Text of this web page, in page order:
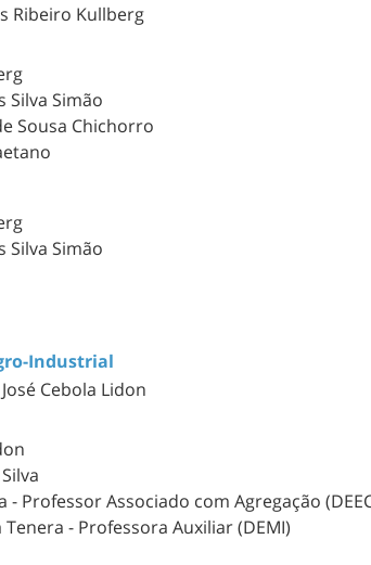
Ribeiro Kullberg
Silva Simão
Sousa Chichorro
Silva Simão
Industrial
Cebola Lidon
- Professor Associado com Agregação
- Professora Auxiliar (DEMI)